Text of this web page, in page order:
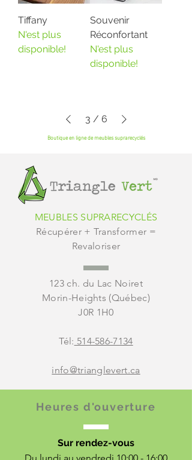
Tiffany
N'est plus
disponible!
Souvenir
Réconfortant
N'est plus
disponible!
3 / 6
Boutique en ligne de meubles suprarecyclés
MEUBLES SUPRARECYCLÉS
Récupérer + Transformer =
Revaloriser
123 ch. du Lac Noiret
Morin-Heights (Québec)
J0R 1H0
Tél: 514-586-7134
info@trianglevert.ca
Heures d'ouverture
Sur rendez-vous